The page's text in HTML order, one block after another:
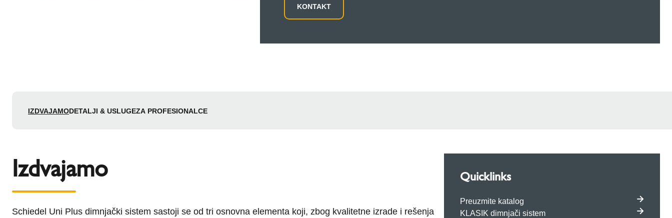
KONTAKT
IZDVAJAMODETALJI & USLUGEZA PROFESIONALCE
Izdvajamo
Schiedel Uni Plus dimnjački sistem sastoji se od tri osnovna elementa koji, zbog kvalitetne izrade i rešenja
Quicklinks
Preuzmite katalog
KLASIK dimnjači sistem